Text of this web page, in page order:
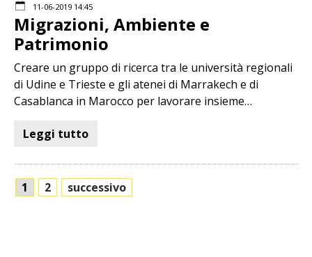
11-06-2019 14:45
Migrazioni, Ambiente e
Patrimonio
Creare un gruppo di ricerca tra le università regionali
di Udine e Trieste e gli atenei di Marrakech e di
Casablanca in Marocco per lavorare insieme…
Leggi tutto
1 2 successivo